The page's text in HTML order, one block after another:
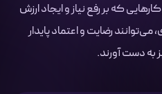
که بر رفع نیاز و ایجاد ارزش
می‌توانند رضایت و اعتماد پایدار
به دست آورند.